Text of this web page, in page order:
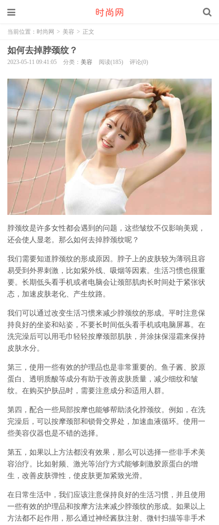
当前位置： 时尚网 > 美容 > 正文
如何去掉脖颈纹？
2023-05-11 09:41:05 分类： 美容 阅读(185) 评论(0)
脖颈纹是许多女性都会遇到的问题，这些皱纹不仅影响美观，
还会使人显老。那么如何去掉脖颈纹呢？
我们需要知道脖颈纹的形成原因。脖子上的皮肤较为薄弱且容
易受到外界刺激，比如紫外线、吸烟等因素。生活习惯也很重
要。长期低头看手机或者电脑会让颈部肌肉长时间处于紧张状
态，加速皮肤老化、产生纹路。
我们可以通过改变生活习惯来减少脖颈纹的形成。平时注意保
持良好的坐姿和站姿，不要长时间低头看手机或电脑屏幕。在
洗完澡后可以用毛巾轻轻按摩颈部肌肤，并涂抹保湿霜来保持
皮肤水分。
第三，使用一些有效的护理品也是非常重要的。鱼子酱、胶原
蛋白、透明质酸等成分有助于改善皮肤质量，减少细纹和皱
纹。在购买护肤品时，需要注意成分和适用人群。
第四，配合一些局部按摩也能够帮助淡化脖颈纹。例如，在洗
完澡后，可以按摩颈部和锁骨交界处，加速血液循环。使用一
些美容仪器也是不错的选择。
第五，如果以上方法都没有效果，那么可以选择一些非手术美
容治疗。比如射频、激光等治疗方式能够刺激胶原蛋白的增
生，改善皮肤弹性，使皮肤更加紧致光滑。
在日常生活中，我们应该注意保持良好的生活习惯，并且使用
一些有效的护理品和按摩方法来减少脖颈纹的形成。如果以上
方法都不起作用，那么通过神经酱肽注射、微针扫描等非手术